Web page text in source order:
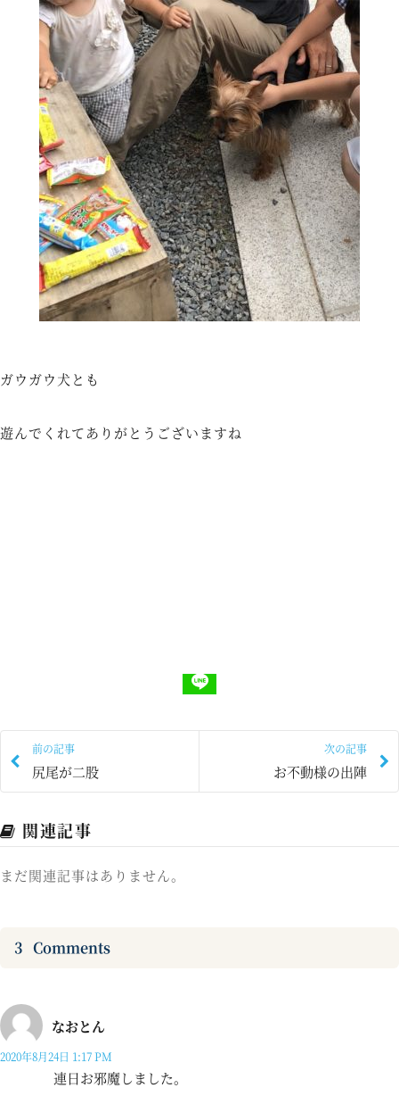
ガウガウ犬とも
遊んでくれてありがとうございますね
前の記事
尻尾が二股
次の記事
お不動様の出陣
関連記事
まだ関連記事はありません。
3 Comments
なおとん
2020年8月24日 1:17 PM
連日お邪魔しました。